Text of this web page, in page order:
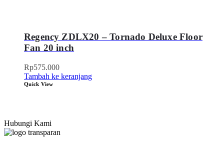
Regency ZDLX20 – Tornado Deluxe Floor
Fan 20 inch
Rp575.000
Tambah ke keranjang
Quick View
Hubungi Kami